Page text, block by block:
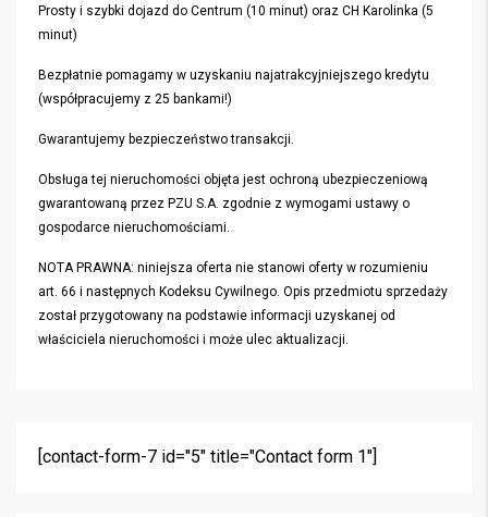
Prosty i szybki dojazd do Centrum (10 minut) oraz CH Karolinka (5
minut)
Bezpłatnie pomagamy w uzyskaniu najatrakcyjniejszego kredytu
(współpracujemy z 25 bankami!)
Gwarantujemy bezpieczeństwo transakcji.
Obsługa tej nieruchomości objęta jest ochroną ubezpieczeniową
gwarantowaną przez PZU S.A. zgodnie z wymogami ustawy o
gospodarce nieruchomościami.
NOTA PRAWNA: niniejsza oferta nie stanowi oferty w rozumieniu
art. 66 i następnych Kodeksu Cywilnego. Opis przedmiotu sprzedaży
został przygotowany na podstawie informacji uzyskanej od
właściciela nieruchomości i może ulec aktualizacji.
[contact-form-7 id="5" title="Contact form 1"]